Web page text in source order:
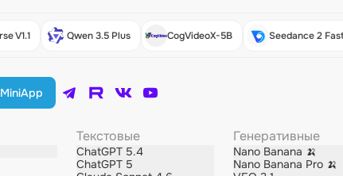
Qwen 3.5 Plus CogVideoX-5B Seedance 2 Fast
MiniApp
Текстовые
ChatGPT 5.4
ChatGPT 5
Генеративные
Nano Banana 🍌
Nano Banana Pro 🍌